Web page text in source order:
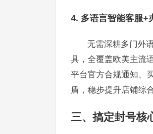
4. 多语言智能客服+
无需深耕多门外
具，全覆盖欧美主流
平台官方合规通知、
盾，稳步提升店铺综
三、搞定封号核